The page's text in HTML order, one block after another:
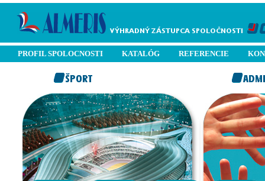
PROFIL SPOLOCNOSTI KATALÓG REFERENCIE